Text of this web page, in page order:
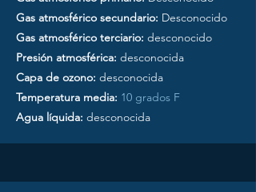
Gas atmosférico secundario: Desconocido
Gas atmosférico terciario: desconocido
Presión atmosférica: desconocida
Capa de ozono: desconocida
Temperatura media: 10 grados F
Agua líquida: desconocida